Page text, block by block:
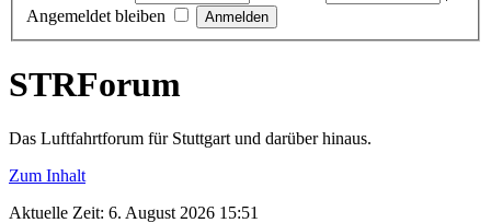
Angemeldet bleiben
STRForum
Das Luftfahrtforum für Stuttgart und darüber hinaus.
Zum Inhalt
Aktuelle Zeit: 6. August 2026 15:51